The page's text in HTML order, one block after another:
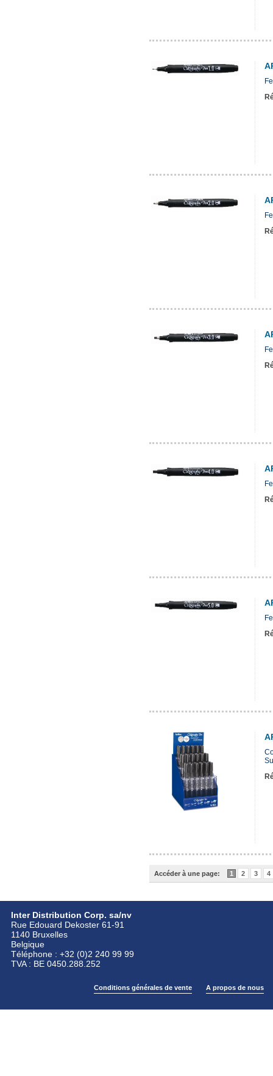
Accéder à une page: 1 2 3 4
Inter Distribution Corp. sa/nv
Rue Edouard Dekoster 61-91
1140 Bruxelles
Belgique
Téléphone : +32 (0)2 240 99 99
TVA : BE 0450.288.252
Conditions générales de vente A propos de nous